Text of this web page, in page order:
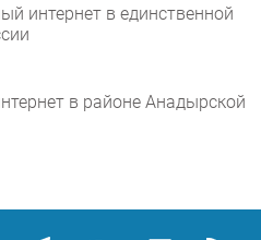
интернет в единственной
в районе Анадырской